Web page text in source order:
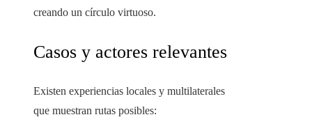
creando un círculo virtuoso.
Casos y actores relevantes
Existen experiencias locales y multilaterales
que muestran rutas posibles: